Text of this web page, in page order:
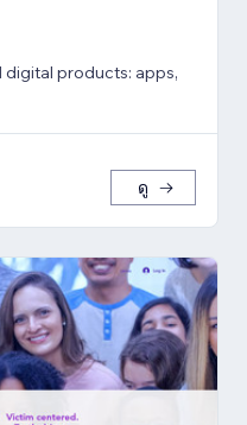
digital products: apps,
ดู